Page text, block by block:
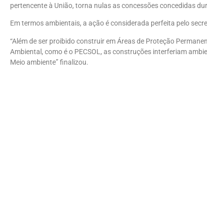
pertencente à União, torna nulas as concessões concedidas
Em termos ambientais, a ação é considerada perfeita pelo
“Além de ser proibido construir em Áreas de Proteção
Ambiental, como é o PECSOL, as construções interferiam
Meio ambiente” finalizou.